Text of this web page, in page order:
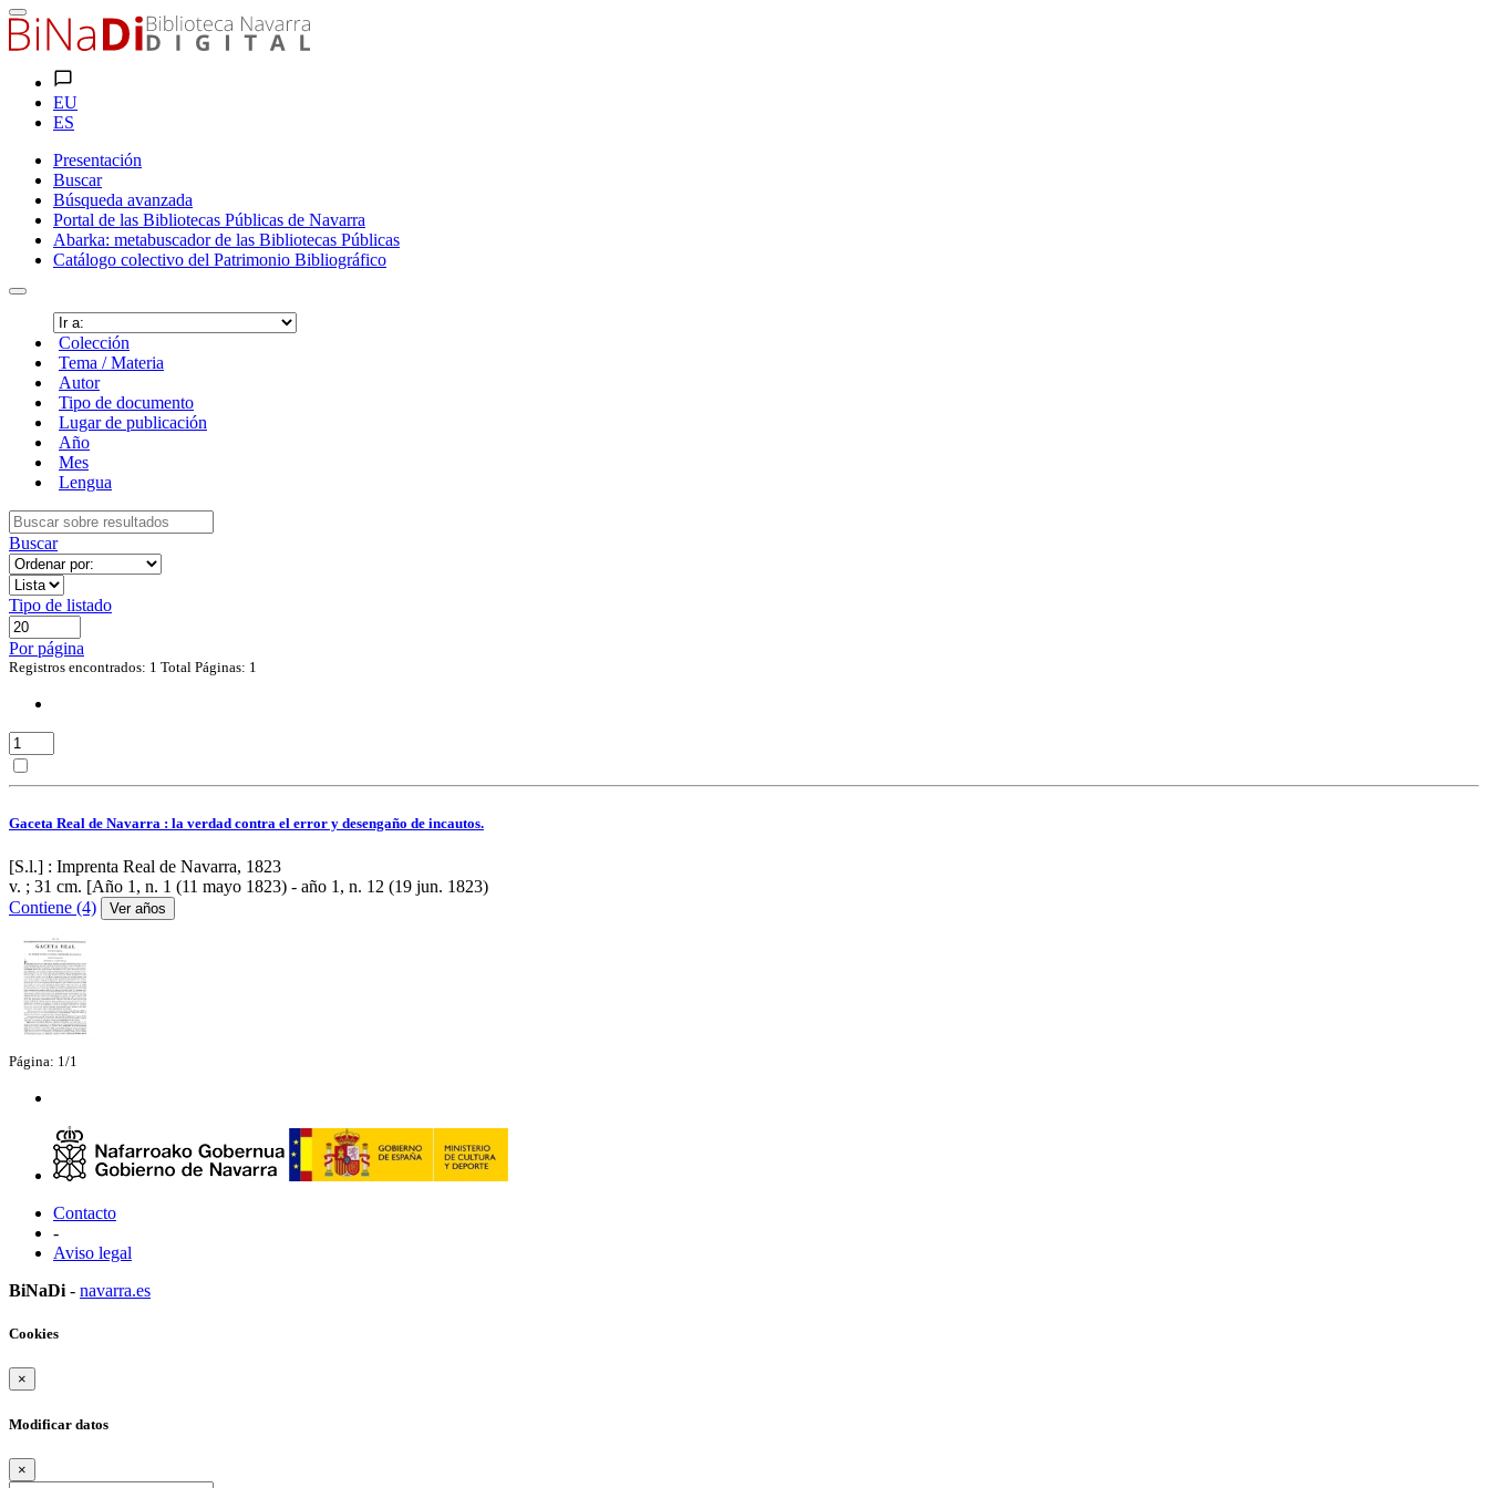
EU
ES
Presentación
Buscar
Búsqueda avanzada
Portal de las Bibliotecas Públicas de Navarra
Abarka: metabuscador de las Bibliotecas Públicas
Catálogo colectivo del Patrimonio Bibliográfico
Colección
Tema / Materia
Autor
Tipo de documento
Lugar de publicación
Año
Mes
Lengua
Buscar
Tipo de listado
Por página
Registros encontrados: 1 Total Páginas: 1
Gaceta Real de Navarra : la verdad contra el error y desengaño de incautos.
[S.l.] : Imprenta Real de Navarra, 1823
v. ; 31 cm. [Año 1, n. 1 (11 mayo 1823) - año 1, n. 12 (19 jun. 1823)
Contiene (4)
Ver años
Página: 1/1
Contacto
-
Aviso legal
BiNaDi - navarra.es
Cookies
×
Modificar datos
×